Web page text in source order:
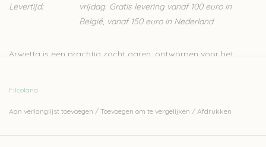
Levertijd:
vrijdag. Gratis levering vanaf 100 euro in
België, vanaf 150 euro in Nederland
Arwetta is een prachtig zacht garen, ontworpen voor het
sokkengaren is.
Filcolana
Aan verlanglijst toevoegen / Toevoegen om te vergelijken / Afdrukken